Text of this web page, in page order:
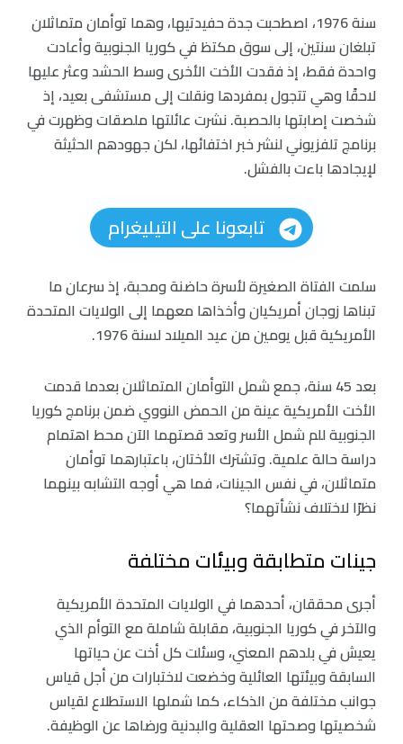
سنة 1976، اصطحبت جدة حفيدتيها، وهما توأمان متماثلان
تبلغان سنتين، إلى سوق مكتظ في كوريا الجنوبية وأعادت
واحدة فقط، إذ فقدت الأخت الأخرى وسط الحشد وعثر عليها
لاحقًا وهي تتجول بمفردها ونقلت إلى مستشفى بعيد، إذ
شخصت إصابتها بالحصبة. نشرت عائلتها ملصقات وظهرت في
برنامج تلفزيوني لنشر خبر اختفائها، لكن جهودهم الحثيثة
لإيجادها باءت بالفشل.
تابعونا على التيليغرام
سلمت الفتاة الصغيرة لأسرة حاضنة ومحبة، إذ سرعان ما
تبناها زوجان أمريكيان وأخذاها معهما إلى الولايات المتحدة
الأمريكية قبل يومين من عيد الميلاد لسنة 1976.
بعد 45 سنة، جمع شمل التوأمان المتماثلان بعدما قدمت
الأخت الأمريكية عينة من الحمض النووي ضمن برنامج كوريا
الجنوبية للم شمل الأسر وتعد قصتهما الآن محط اهتمام
دراسة حالة علمية. وتشترك الأختان، باعتبارهما توأمان
متماثلان، في نفس الجينات، فما هي أوجه التشابه بينهما
نظرًا لاختلاف نشأتهما؟
جينات متطابقة وبيئات مختلفة
أجرى محققان، أحدهما في الولايات المتحدة الأمريكية
والآخر في كوريا الجنوبية، مقابلة شاملة مع التوأم الذي
يعيش في بلدهم المعني، وسئلت كل أخت عن حياتها
السابقة وبيئتها العائلية وخضعت لاختبارات من أجل قياس
جوانب مختلفة من الذكاء، كما شملها الاستطلاع لقياس
شخصيتها وصحتها العقلية والبدنية ورضاها عن الوظيفة.